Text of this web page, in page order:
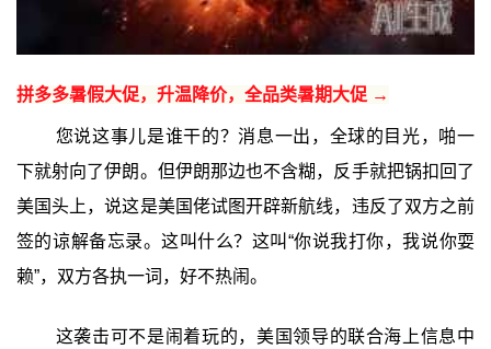
拼多多暑假大促，升温降价，全品类暑期大促 →
您说这事儿是谁干的？消息一出，全球的目光，啪一
下就射向了伊朗。但伊朗那边也不含糊，反手就把锅扣回了
美国头上，说这是美国佬试图开辟新航线，违反了双方之前
签的谅解备忘录。这叫什么？这叫“你说我打你，我说你耍
赖”，双方各执一词，好不热闹。
这袭击可不是闹着玩的，美国领导的联合海上信息中